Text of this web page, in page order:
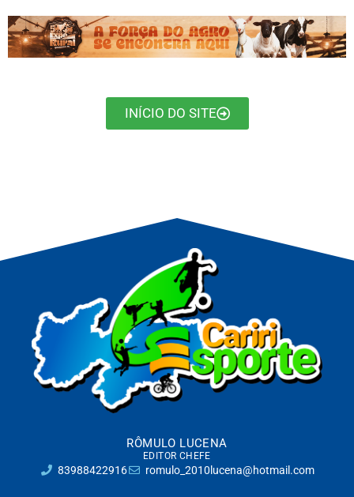
INÍCIO DO SITE
RÔMULO LUCENA
EDITOR CHEFE
83988422916 romulo_2010lucena@hotmail.com